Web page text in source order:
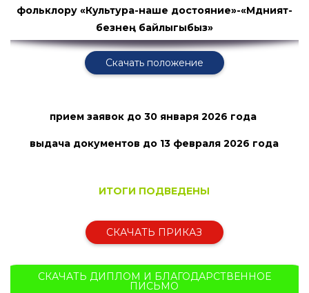
фольклору «Культура-наше достояние»-«Мәдәният-
безнең байлыгыбыз»
Скачать положение
прием заявок до 30 января 2026 года
выдача документов до 13 февраля 2026 года
ИТОГИ ПОДВЕДЕНЫ
СКАЧАТЬ ПРИКАЗ
СКАЧАТЬ ДИПЛОМ И БЛАГОДАРСТВЕННОЕ
ПИСЬМО